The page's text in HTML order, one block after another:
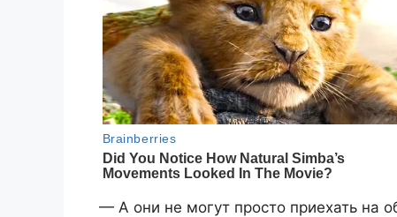
— А они не могут просто приехать на